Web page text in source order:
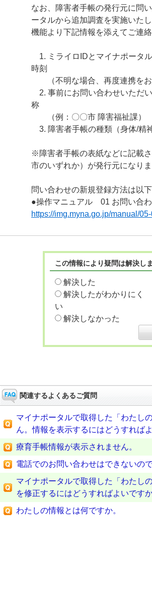
なお、障害者手帳の発行元に問
ータルから追加調査を実施いた
機能より下記情報を添えてご連
1. ミライロIDとマイナポータ
時刻
（不明な場合、再度連携をお
2. 事前にお問い合わせいただ
称
（例：〇〇市 障害福祉課）
3. 障害者手帳の種類（身体/精
※障害者手帳の表紙などに記載
市のいずれか）が発行元になりま
問い合わせの新規登録方法は以
●操作マニュアル 01 お問い合
https://img.myna.go.jp/manual/
この情報により疑問は解決し
解決した
解決したがわかりにく
い
解決しなかった
関連するよくあるご質問
マイナポータルで取得した「わたし
ん。情報を表示するにはどうすれば
療育手帳情報が表示されません。
電話でのお問い合わせはできないので
マイナポータルで取得した「わたし
を修正するにはどうすればよいですか
わたしの情報とは何ですか。